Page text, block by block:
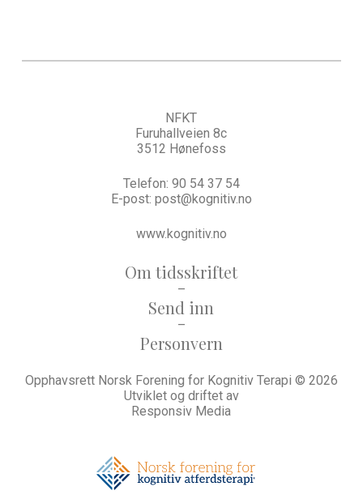
Om tidsskriftet
–
Send inn
–
Personvern
Opphavsrett Norsk Forening for Kognitiv Terapi © 2026
Utviklet og driftet av
Responsiv Media
NFKT
Furuhallveien 8c
3512 Hønefoss
Telefon: 90 54 37 54
E-post: post@kognitiv.no
www.kognitiv.no